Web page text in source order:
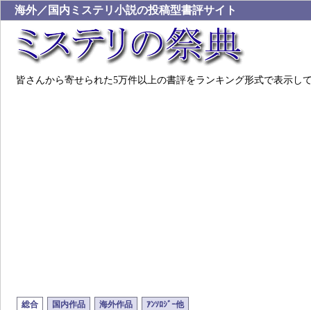
海外／国内ミステリ小説の投稿型書評サイト
皆さんから寄せられた5万件以上の書評をランキング形式で表示し
総合 国内作品 海外作品 ｱﾝｿﾛｼﾞｰ他